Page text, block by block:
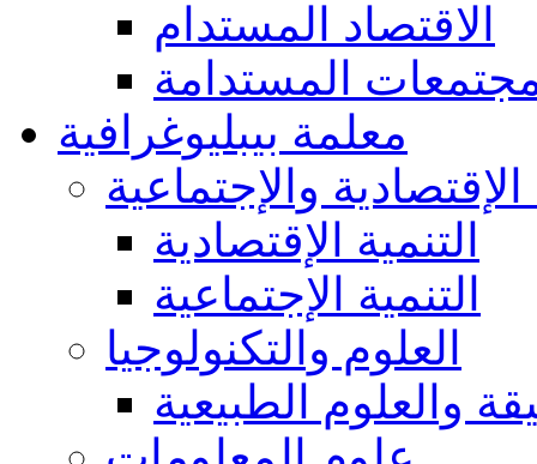
الاقتصاد المستدام
المستدامة
معلمة بيبليوغرافية
الإقتصادية والإجتماعية
التنمية الإقتصادية
التنمية الإجتماعية
العلوم والتكنولوجيا
والعلوم الطبيعية